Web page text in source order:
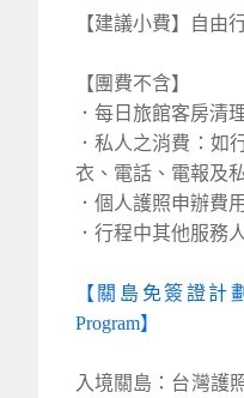
【建議小費】自由
【團費不含】
．每日旅館客房清
．私人之消費：如
衣、電話、電報及
．個人護照申辦費
．行程中其他服務
【關島免簽證計
Program】
入境關島：台灣護